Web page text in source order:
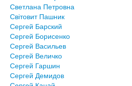
Светлана Петровна
Світовит Пашник
Сергей Барский
Сергей Борисенко
Сергей Васильев
Сергей Величко
Сергей Гаршин
Сергей Демидов